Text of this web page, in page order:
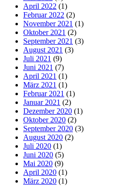
April 2022 (1)
Februar 2022 (2)
November 2021 (1)
Oktober 2021 (2)
September 2021 (3)
August 2021 (3)
Juli 2021 (9)
Juni 2021 (7)
April 2021 (1)
März 2021 (1)
Februar 2021 (1)
Januar 2021 (2)
Dezember 2020 (1)
Oktober 2020 (2)
September 2020 (3)
August 2020 (2)
Juli 2020 (1)
Juni 2020 (5)
Mai 2020 (9)
April 2020 (1)
März 2020 (1)